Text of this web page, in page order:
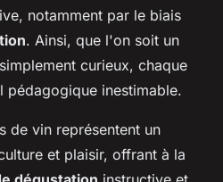
notamment par le biais
. Ainsi, que l'on soit un
curieux, chaque
inestimable.
de vin représentent un
et plaisir, offrant à la